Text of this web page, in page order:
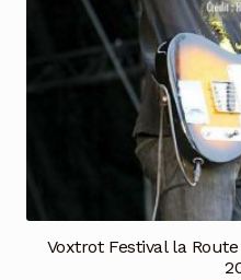
Voxtrot Festival la